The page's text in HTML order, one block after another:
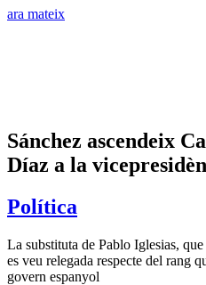
ara mateix
Sánchez ascendeix
Díaz a la
Política
La substituta de Pablo Iglesias,
es veu relegada respecte del rang
govern espanyol